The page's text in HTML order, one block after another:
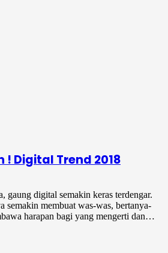
Digital Trend 2018
gaung digital semakin keras terdengar.
semakin membuat was-was, bertanya-
harapan bagi yang mengerti dan…